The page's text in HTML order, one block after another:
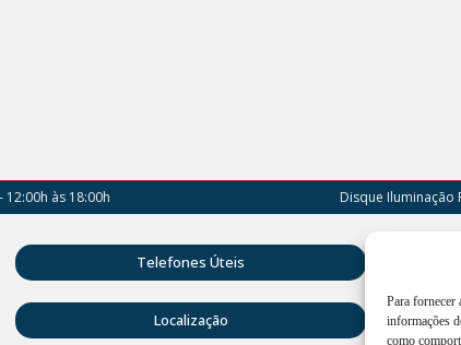
Para fornecer
informações
como
12:00h às 18:00h Disque Iluminação
Telefones Úteis
Localização